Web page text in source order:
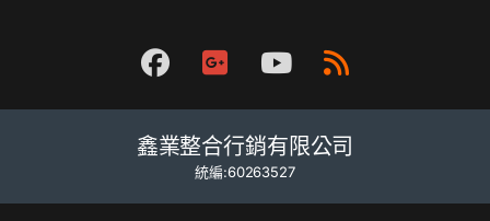
鑫業整合行銷有限公司
統編:60263527